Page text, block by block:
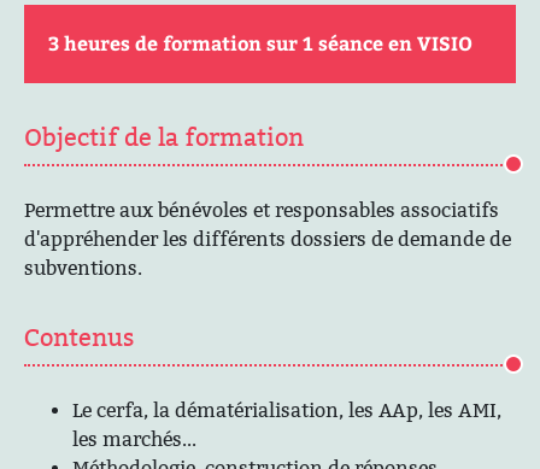
3 heures de formation sur 1 séance en VISIO
Objectif de la formation
Permettre aux bénévoles et responsables associatifs
d'appréhender les différents dossiers de demande de
subventions.
Contenus
Le cerfa, la dématérialisation, les AAp, les AMI,
les marchés...